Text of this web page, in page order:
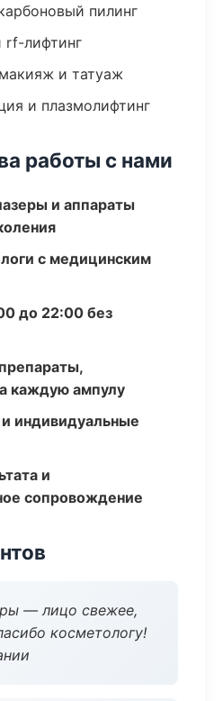
пилинг
rf-лифтинг
и татуаж
и плазмолифтинг
работы с нами
и аппараты
с медицинским
до 22:00 без
каждую ампулу
индивидуальные
и
сопровождение
— лицо свежее,
косметологу!